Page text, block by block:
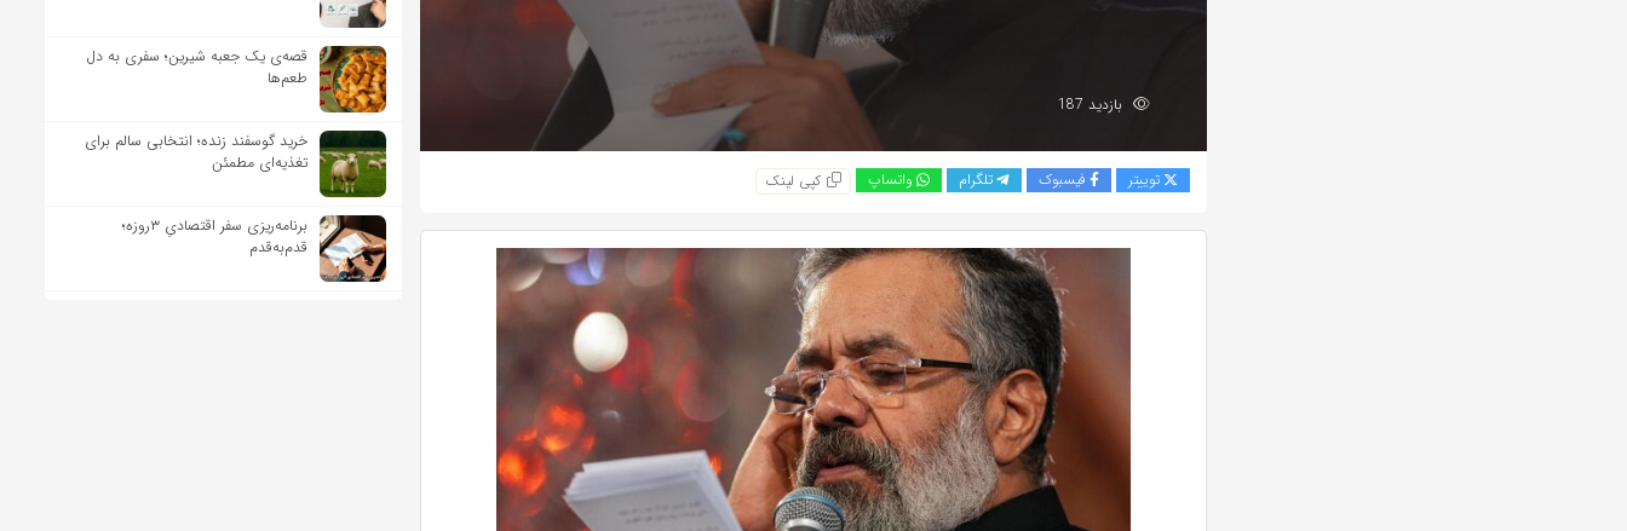
بازدید 187
توییتر فیسبوک تلگرام واتساپ کپی لینک
قصه‌ی یک جعبه شیرین؛ سفری به دل
طعم‌ها
خرید گوسفند زنده؛ انتخابی سالم برای
تغذیه‌ای مطمئن
برنامه‌ریزی سفر اقتصادیِ ۳روزه؛
قدم‌به‌قدم